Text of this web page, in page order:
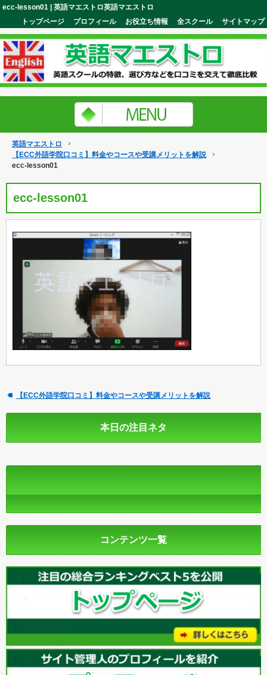
ecc-lesson01 | 英語マエストロ英語マエストロ
サイトマップ
全スクール
お役立ち情報
プロフィール
トップページ
英語マエストロ
【ECC外語学院口コミ】料金やコースや受講メリットを解説
ecc-lesson01
ecc-lesson01
【ECC外語学院口コミ】料金やコースや受講メリットを解説
本日の注目ネタ
コンテンツ一覧